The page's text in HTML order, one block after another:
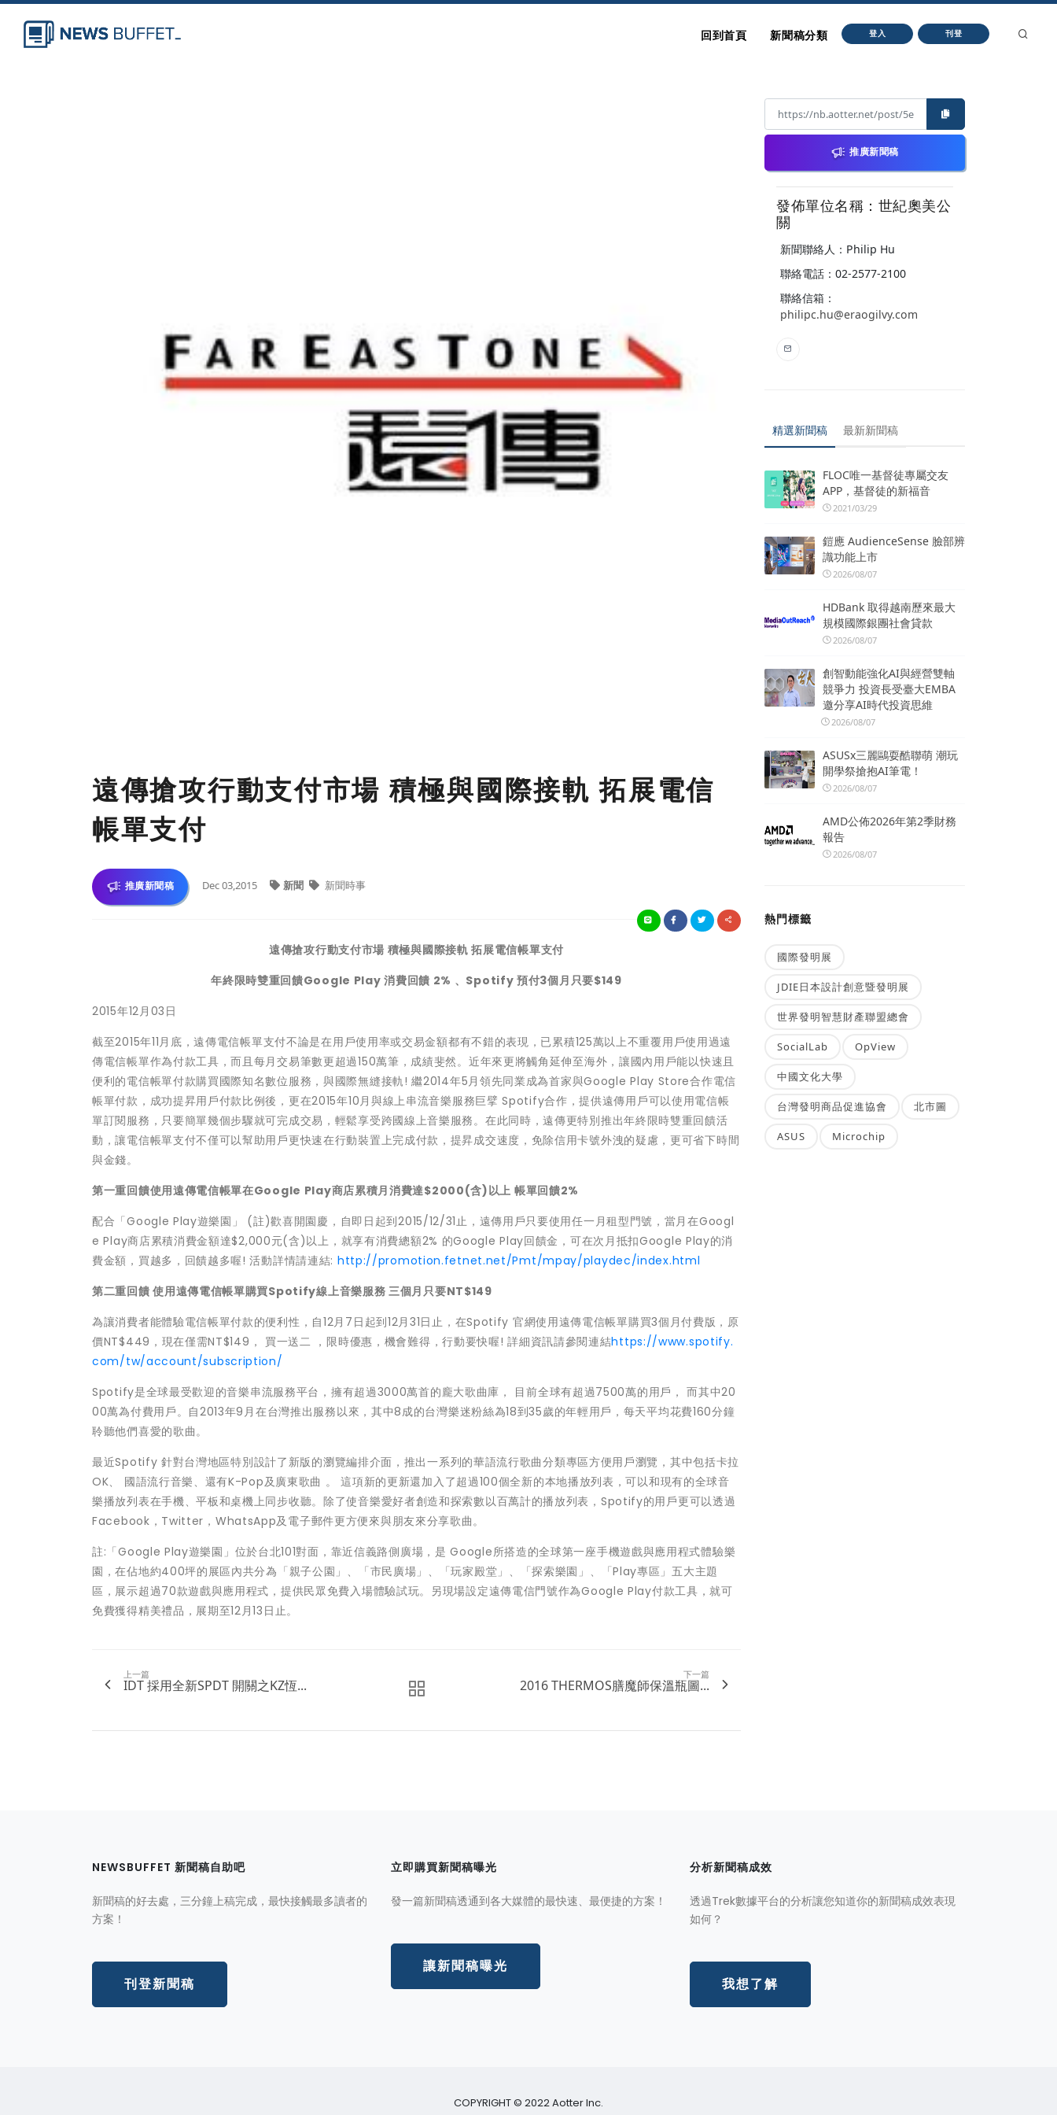
回到首頁 新聞稿分類 登入 刊登
遠傳搶攻行動支付市場 積極與國際接軌 拓展電信
帳單支付
推廣新聞稿 Dec 03,2015 新聞 新聞時事
遠傳搶攻行動支付市場 積極與國際接軌 拓展電信帳單支付
年終限時雙重回饋Google Play 消費回饋 2% 、Spotify 預付3個月只要$149
2015年12月03日
截至2015年11月底，遠傳電信帳單支付不論是在用戶使用率或交易金額都有不錯的表現，已累積125萬以上不重覆用戶使用過遠
傳電信帳單作為付款工具，而且每月交易筆數更超過150萬筆，成績斐然。近年來更將觸角延伸至海外，讓國內用戶能以快速且
便利的電信帳單付款購買國際知名數位服務，與國際無縫接軌! 繼2014年5月領先同業成為首家與Google Play Store合作電信
帳單付款，成功提昇用戶付款比例後，更在2015年10月與線上串流音樂服務巨擘 Spotify合作，提供遠傳用戶可以使用電信帳
單訂閱服務，只要簡單幾個步驟就可完成交易，輕鬆享受跨國線上音樂服務。在此同時，遠傳更特別推出年終限時雙重回饋活
動，讓電信帳單支付不僅可以幫助用戶更快速在行動裝置上完成付款，提昇成交速度，免除信用卡號外洩的疑慮，更可省下時間
與金錢。
第一重回饋使用遠傳電信帳單在Google Play商店累積月消費達$2000(含)以上 帳單回饋2%
配合「Google Play遊樂園」 (註)歡喜開園慶，自即日起到2015/12/31止，遠傳用戶只要使用任一月租型門號，當月在Googl
e Play商店累積消費金額達$2,000元(含)以上，就享有消費總額2% 的Google Play回饋金，可在次月抵扣Google Play的消
費金額，買越多，回饋越多喔! 活動詳情請連結: http://promotion.fetnet.net/Pmt/mpay/playdec/index.html
第二重回饋 使用遠傳電信帳單購買Spotify線上音樂服務 三個月只要NT$149
為讓消費者能體驗電信帳單付款的便利性，自12月7日起到12月31日止，在Spotify 官網使用遠傳電信帳單購買3個月付費版，原
價NT$449，現在僅需NT$149， 買一送二 ，限時優惠，機會難得，行動要快喔! 詳細資訊請參閱連結https://www.spotify.
com/tw/account/subscription/
Spotify是全球最受歡迎的音樂串流服務平台，擁有超過3000萬首的龐大歌曲庫， 目前全球有超過7500萬的用戶， 而其中20
00萬為付費用戶。自2013年9月在台灣推出服務以來，其中8成的台灣樂迷粉絲為18到35歲的年輕用戶，每天平均花費160分鐘
聆聽他們喜愛的歌曲。
最近Spotify 針對台灣地區特別設計了新版的瀏覽編排介面，推出一系列的華語流行歌曲分類專區方便用戶瀏覽，其中包括卡拉
OK、 國語流行音樂、還有K-Pop及廣東歌曲 。 這項新的更新還加入了超過100個全新的本地播放列表，可以和現有的全球音
樂播放列表在手機、平板和桌機上同步收聽。除了使音樂愛好者創造和探索數以百萬計的播放列表，Spotify的用戶更可以透過
Facebook，Twitter，WhatsApp及電子郵件更方便來與朋友來分享歌曲。
註:「Google Play遊樂園」位於台北101對面，靠近信義路側廣場，是 Google所搭造的全球第一座手機遊戲與應用程式體驗樂
園，在佔地約400坪的展區內共分為「親子公園」、「市民廣場」、「玩家殿堂」、「探索樂園」、「Play專區」五大主題
區，展示超過70款遊戲與應用程式，提供民眾免費入場體驗試玩。另現場設定遠傳電信門號作為Google Play付款工具，就可
免費獲得精美禮品，展期至12月13日止。
上一篇
IDT 採用全新SPDT 開關之KZ恆...
下一篇
2016 THERMOS膳魔師保溫瓶圖...
推廣新聞稿
發佈單位名稱：世紀奧美公
關
新聞聯絡人：Philip Hu
聯絡電話：02-2577-2100
聯絡信箱：
philipc.hu@eraogilvy.com
精選新聞稿 最新新聞稿
FLOC唯一基督徒專屬交友
APP，基督徒的新福音
2021/03/29
鎧應 AudienceSense 臉部辨
識功能上市
2026/08/07
HDBank 取得越南歷來最大
規模國際銀團社會貸款
2026/08/07
創智動能強化AI與經營雙軸
競爭力 投資長受臺大EMBA
邀分享AI時代投資思維
2026/08/07
ASUSx三麗鷗耍酷聯萌 潮玩
開學祭搶抱AI筆電！
2026/08/07
AMD公佈2026年第2季財務
報告
2026/08/07
熱門標籤
國際發明展
JDIE日本設計創意暨發明展
世界發明智慧財產聯盟總會
SocialLab OpView
中國文化大學
台灣發明商品促進協會 北市圖
ASUS Microchip
NEWSBUFFET 新聞稿自助吧
新聞稿的好去處，三分鐘上稿完成，最快接觸最多讀者的
方案！
刊登新聞稿
立即購買新聞稿曝光
發一篇新聞稿透通到各大媒體的最快速、最便捷的方案！
讓新聞稿曝光
分析新聞稿成效
透過Trek數據平台的分析讓您知道你的新聞稿成效表現
如何？
我想了解
COPYRIGHT © 2022 Aotter Inc.